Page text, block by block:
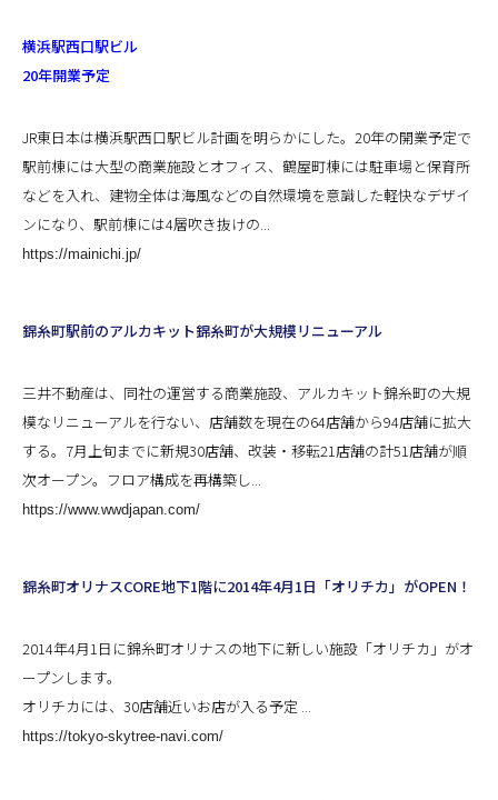
横浜駅西口駅ビル
20年開業予定
JR東日本は横浜駅西口駅ビル計画を明らかにした。20年の開業予定で
駅前棟には大型の商業施設とオフィス、鶴屋町棟には駐車場と保育所
などを入れ、建物全体は海風などの自然環境を意識した軽快なデザイ
ンになり、駅前棟には4層吹き抜けの...
https://mainichi.jp/
錦糸町駅前のアルカキット錦糸町が大規模リニューアル
三井不動産は、同社の運営する商業施設、アルカキット錦糸町の大規
模なリニューアルを行ない、店舗数を現在の64店舗から94店舗に拡大
する。7月上旬までに新規30店舗、改装・移転21店舗の計51店舗が順
次オープン。フロア構成を再構築し...
https://www.wwdjapan.com/
錦糸町オリナスCORE地下1階に2014年4月1日「オリチカ」がOPEN！
2014年4月1日に錦糸町オリナスの地下に新しい施設「オリチカ」がオ
ープンします。
オリチカには、30店舗近いお店が入る予定 ...
https://tokyo-skytree-navi.com/